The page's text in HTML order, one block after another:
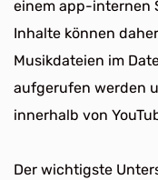
einem app-internen
Inhalte können
Musikdateien im
aufgerufen werden
innerhalb von
Der wichtigste